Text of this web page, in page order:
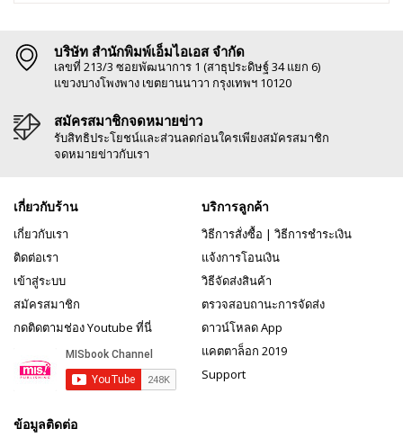
บริษัท สำนักพิมพ์เอ็มไอเอส จำกัด
เลขที่ 213/3 ซอยพัฒนาการ 1 (สาธุประดิษฐ์ 34 แยก 6)
แขวงบางโพงพาง เขตยานนาวา กรุงเทพฯ 10120
สมัครสมาชิกจดหมายข่าว
รับสิทธิประโยชน์และส่วนลดก่อนใครเพียงสมัครสมาชิก
จดหมายข่าวกับเรา
เกี่ยวกับร้าน
เกี่ยวกับเรา
ติดต่อเรา
เข้าสู่ระบบ
สมัครสมาชิก
กดติดตามช่อง Youtube ที่นี่
บริการลูกค้า
วิธีการสั่งซื้อ | วิธีการชำระเงิน
แจ้งการโอนเงิน
วิธีจัดส่งสินค้า
ตรวจสอบถานะการจัดส่ง
ดาวน์โหลด App
แคตตาล็อก 2019
Support
ข้อมูลติดต่อ